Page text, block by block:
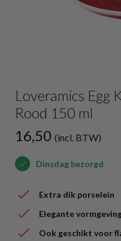
Loveramics Egg
Rood 150 ml
16,50 (incl. BTW)
Dinsdag bezorgd
Extra dik porselein
Elegante
Ook geschikt voor